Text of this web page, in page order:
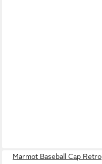
Marmot Baseball Cap Retro